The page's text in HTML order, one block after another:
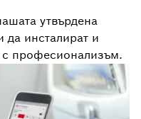
утвърдена
да инсталират и
с професионализъм.